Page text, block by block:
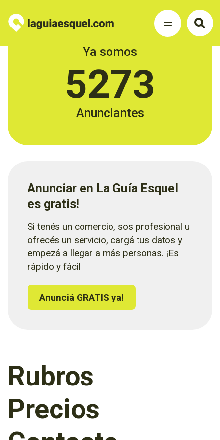
Ya somos
5273
Anunciantes
Anunciar en La Guía Esquel
es gratis!
Si tenés un comercio, sos profesional u
ofrecés un servicio, cargá tus datos y
empezá a llegar a más personas. ¡Es
rápido y fácil!
Anunciá GRATIS ya!
Rubros
Precios